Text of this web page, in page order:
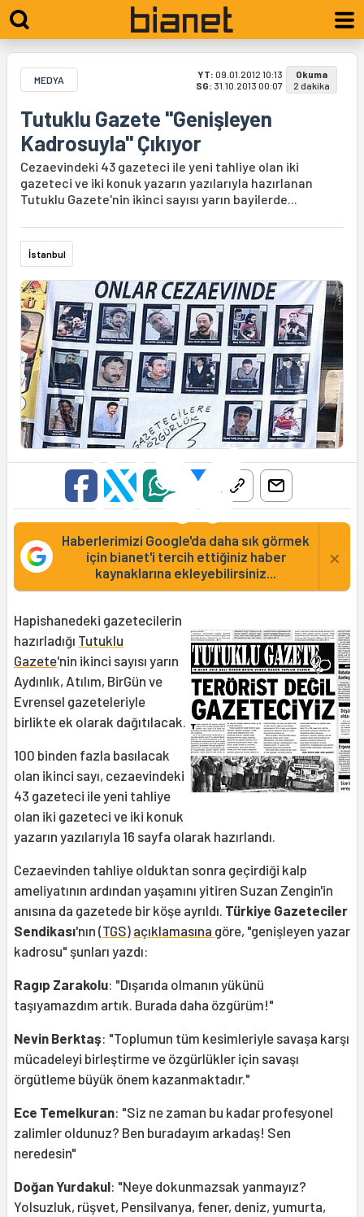
MEDYA YT: 09.01.2012 10:13
SG: 31.10.2013 00:07
Okuma
2 dakika
Tutuklu Gazete "Genişleyen
Kadrosuyla" Çıkıyor
Cezaevindeki 43 gazeteci ile yeni tahliye olan iki
gazeteci ve iki konuk yazarın yazılarıyla hazırlanan
Tutuklu Gazete'nin ikinci sayısı yarın bayilerde...
İstanbul
Haberlerimizi Google'da daha sık görmek
için bianet'i tercih ettiğiniz haber
kaynaklarına ekleyebilirsiniz...
×
Hapishanedeki gazetecilerin
hazırladığı Tutuklu
Gazete'nin ikinci sayısı yarın
Aydınlık, Atılım, BirGün ve
Evrensel gazeteleriyle
birlikte ek olarak dağıtılacak.
100 binden fazla basılacak
olan ikinci sayı, cezaevindeki
43 gazeteci ile yeni tahliye
olan iki gazeteci ve iki konuk
yazarın yazılarıyla 16 sayfa olarak hazırlandı.
Cezaevinden tahliye olduktan sonra geçirdiği kalp
ameliyatının ardından yaşamını yitiren Suzan Zengin'in
anısına da gazetede bir köşe ayrıldı. Türkiye Gazeteciler
Sendikası'nın (TGS) açıklamasına göre, "genişleyen yazar
kadrosu" şunları yazdı:
Ragıp Zarakolu: "Dışarıda olmanın yükünü
taşıyamazdım artık. Burada daha özgürüm!"
Nevin Berktaş: "Toplumun tüm kesimleriyle savaşa karşı
mücadeleyi birleştirme ve özgürlükler için savaşı
örgütleme büyük önem kazanmaktadır."
Ece Temelkuran: "Siz ne zaman bu kadar profesyonel
zalimler oldunuz? Ben buradayım arkadaş! Sen
neredesin"
Doğan Yurdakul: "Neye dokunmazsak yanmayız?
Yolsuzluk, rüşvet, Pensilvanya, fener, deniz, yumurta,